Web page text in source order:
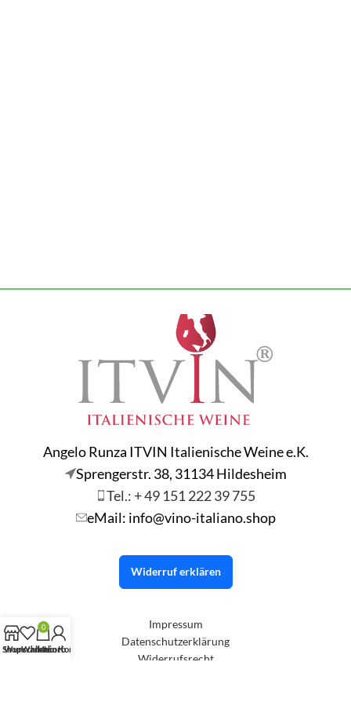
Angelo Runza ITVIN Italienische Weine e.K.
Sprengerstr. 38, 31134 Hildesheim
Tel.: + 49 151 222 39 755
eMail: info@vino-italiano.shop
Widerruf erklären
Impressum
Datenschutzerklärung
Widerrufsrecht
Shop
Wunschliste
0
Warenkorb
Mein Konto